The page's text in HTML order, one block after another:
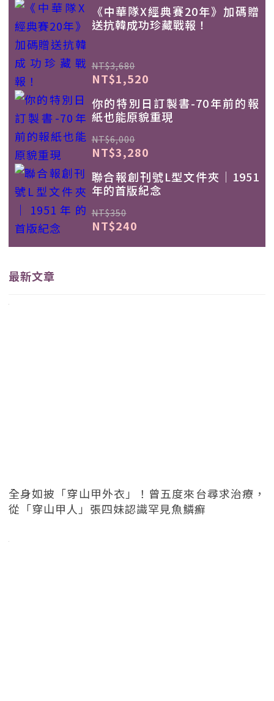
《中華隊X經典賽20年》加碼贈
送抗韓成功珍藏戰報！
NT$3,680
NT$1,520
你的特別日訂製書-70年前的報
紙也能原貌重現
NT$6,000
NT$3,280
聯合報創刊號L型文件夾｜1951
年的首版紀念
NT$350
NT$240
最新文章
全身如披「穿山甲外衣」！曾五度來台尋求治療，
從「穿山甲人」張四妹認識罕見魚鱗癬